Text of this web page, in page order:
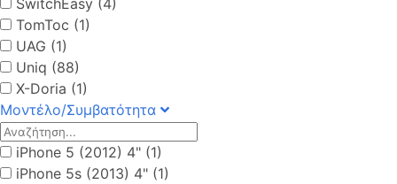
TomToc (1)
UAG (1)
Uniq (88)
X-Doria (1)
Μοντέλο/Συμβατότητα
iPhone 5 (2012) 4" (1)
iPhone 5s (2013) 4" (1)